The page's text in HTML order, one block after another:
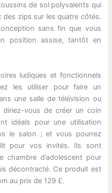
de sol polyvalents qui
zips sur les quatre côtés.
sans fin que vous
position assise, tantôt en
ludiques et fonctionnels
les utiliser pour faire un
une salle de télévision ou
vous de créer un coin
idéals pour une utilisation
le salon ; et vous pourrez
pour vos invités. Ils sont
chambre d’adolescent pour
décontracté. Ce produit est
au prix de 129 £.